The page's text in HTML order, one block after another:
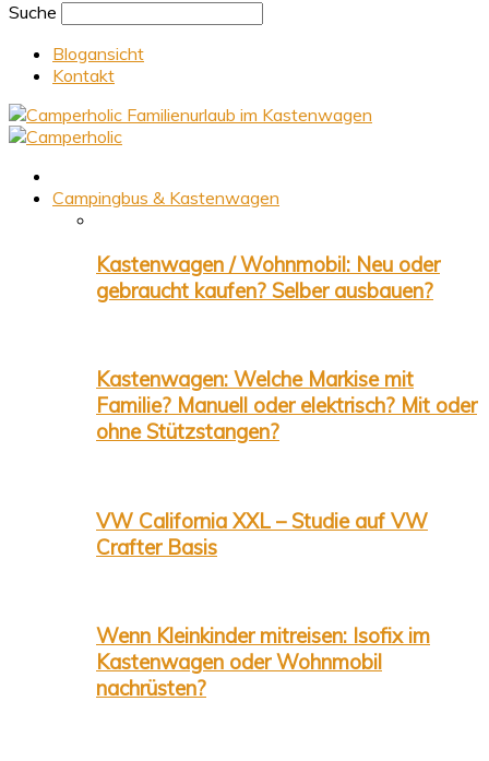
Suche
Blogansicht
Kontakt
Familienurlaub im Kastenwagen
Campingbus & Kastenwagen
Kastenwagen / Wohnmobil: Neu oder
gebraucht kaufen? Selber ausbauen?
Kastenwagen: Welche Markise mit
Familie? Manuell oder elektrisch? Mit oder
ohne Stützstangen?
VW California XXL – Studie auf VW
Crafter Basis
Wenn Kleinkinder mitreisen: Isofix im
Kastenwagen oder Wohnmobil
nachrüsten?